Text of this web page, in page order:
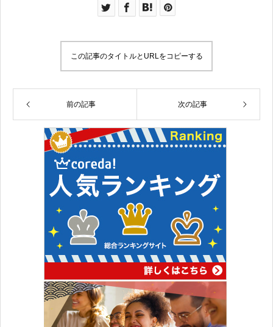
この記事のタイトルとURLをコピーする
前の記事 次の記事